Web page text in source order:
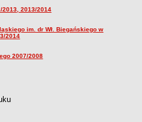
2013, 2013/2014
im. dr Wł. Biegańskiego w
2014
2007/2008